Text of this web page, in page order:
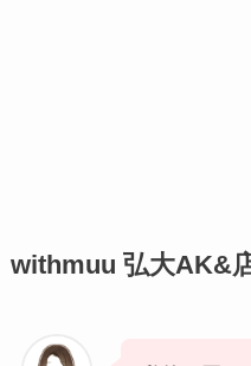
withmuu 弘大AK&